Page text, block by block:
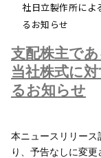
社日立製作所によ
るお知らせ
支配株主で
当社株式に
るお知らせ
本ニュースリリー
り、予告なしに変